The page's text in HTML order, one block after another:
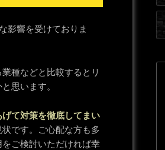
影響を受けておりま
種などと比較するとリ
思います。
て対策を徹底してまい
です。ご心配な方も多
ご検討いただければ幸